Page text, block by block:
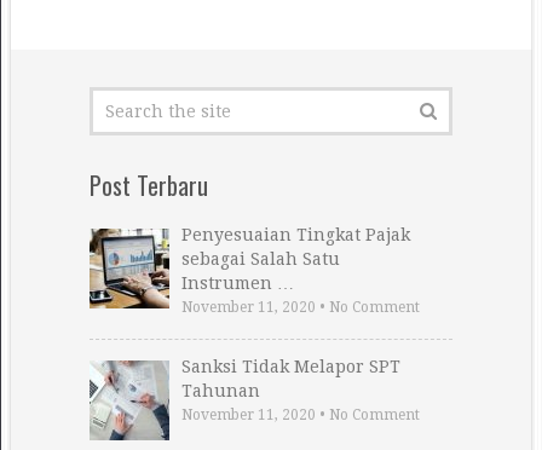
Post Terbaru
Penyesuaian Tingkat Pajak
sebagai Salah Satu
Instrumen …
November 11, 2020 • No Comment
Sanksi Tidak Melapor SPT
Tahunan
November 11, 2020 • No Comment